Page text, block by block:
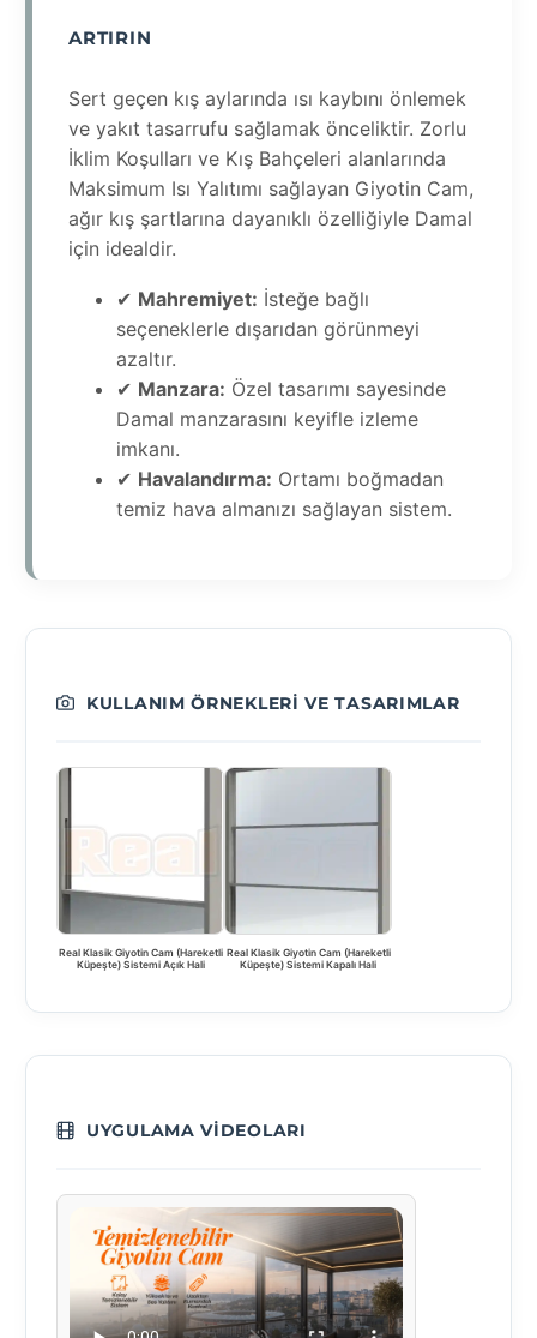
ARTIRIN
Sert geçen kış aylarında ısı kaybını önlemek
ve yakıt tasarrufu sağlamak önceliktir. Zorlu
İklim Koşulları ve Kış Bahçeleri alanlarında
Maksimum Isı Yalıtımı sağlayan Giyotin Cam,
ağır kış şartlarına dayanıklı özelliğiyle Damal
için idealdir.
✔ Mahremiyet: İsteğe bağlı
seçeneklerle dışarıdan görünmeyi
azaltır.
✔ Manzara: Özel tasarımı sayesinde
Damal manzarasını keyifle izleme
imkanı.
✔ Havalandırma: Ortamı boğmadan
temiz hava almanızı sağlayan sistem.
KULLANIM ÖRNEKLERI VE TASARIMLAR
Real Klasik Giyotin Cam (Hareketli
Küpeşte) Sistemi Açık Hali
Real Klasik Giyotin Cam (Hareketli
Küpeşte) Sistemi Kapalı Hali
UYGULAMA VIDEOLARI